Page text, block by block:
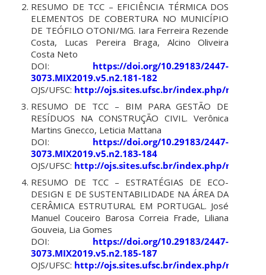
RESUMO DE TCC – EFICIÊNCIA TÉRMICA DOS
ELEMENTOS DE COBERTURA NO MUNICÍPIO
DE TEÓFILO OTONI/MG. Iara Ferreira Rezende
Costa, Lucas Pereira Braga, Alcino Oliveira
Costa Neto
DOI: https://doi.org/10.29183/2447-
3073.MIX2019.v5.n2.181-182
OJS/UFSC: http://ojs.sites.ufsc.br/index.php/
RESUMO DE TCC – BIM PARA GESTÃO DE
RESÍDUOS NA CONSTRUÇÃO CIVIL. Verônica
Martins Gnecco, Leticia Mattana
DOI: https://doi.org/10.29183/2447-
3073.MIX2019.v5.n2.183-184
OJS/UFSC: http://ojs.sites.ufsc.br/index.php/
RESUMO DE TCC – ESTRATÉGIAS DE ECO-
DESIGN E DE SUSTENTABILIDADE NA ÁREA DA
CERÂMICA ESTRUTURAL EM PORTUGAL. José
Manuel Couceiro Barosa Correia Frade, Liliana
Gouveia, Lia Gomes
DOI: https://doi.org/10.29183/2447-
3073.MIX2019.v5.n2.185-187
OJS/UFSC: http://ojs.sites.ufsc.br/index.php/